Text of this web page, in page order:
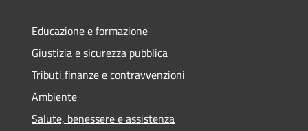
Educazione e formazione
Giustizia e sicurezza pubblica
Tributi,finanze e contravvenzioni
Ambiente
Salute, benessere e assistenza